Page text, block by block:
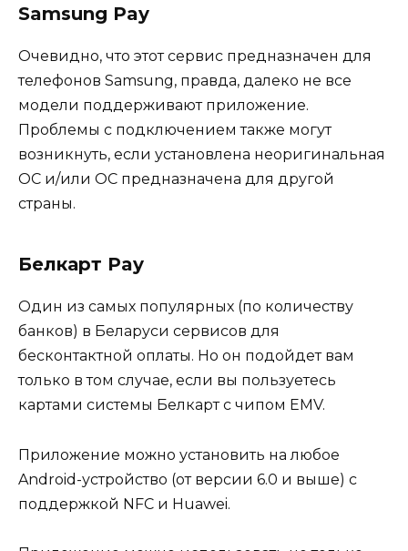
Samsung Pay
Очевидно, что этот сервис предназначен для
телефонов Samsung, правда, далеко не все
модели поддерживают приложение.
Проблемы с подключением также могут
возникнуть, если установлена неоригинальная
ОС и/или ОС предназначена для другой
страны.
Белкарт Pay
Один из самых популярных (по количеству
банков) в Беларуси сервисов для
бесконтактной оплаты. Но он подойдет вам
только в том случае, если вы пользуетесь
картами системы Белкарт с чипом EMV.
Приложение можно установить на любое
Android-устройство (от версии 6.0 и выше) с
поддержкой NFC и Huawei.